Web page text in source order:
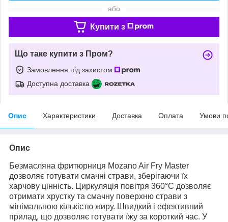
або
Купити з
Що таке купити з Пром?
Замовлення під захистом
Доступна доставка
Опис Характеристики Доставка Оплата Умови
Опис
Безмасляна фритюрниця Mozano Air Fry Master
дозволяє готувати смачні страви, зберігаючи їх
харчову цінність. Циркуляція повітря 360°C дозволяє
отримати хрустку та смачну поверхню страви з
мінімальною кількістю жиру. Швидкий і ефективний
прилад, що дозволяє готувати їжу за короткий час. У